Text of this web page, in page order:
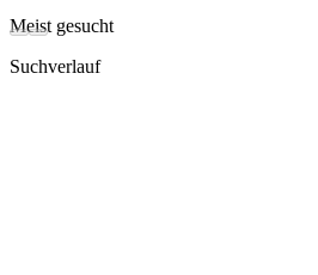
Meist gesucht
Suchverlauf